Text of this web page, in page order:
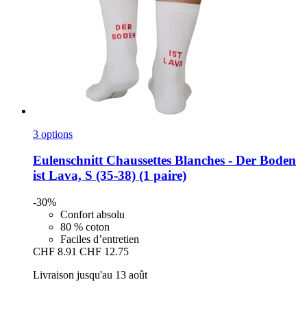
3 options
EulenschnittChaussettes Blanches -​ Der Boden
ist Lava, S (35-​38) (1 paire)
-30%
Confort absolu
80 % coton
Faciles d’entretien
CHF 8.91 CHF 12.75
Livraison jusqu'au 13 août